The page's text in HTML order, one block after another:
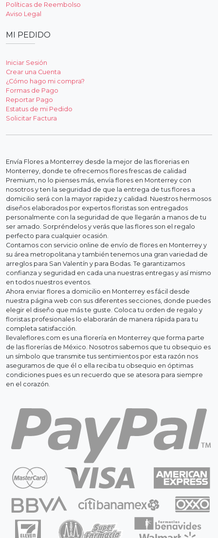
Políticas de Reembolso
Aviso Legal
MI PEDIDO
Iniciar Sesión
Crear una Cuenta
¿Cómo hago mi compra?
Formas de Pago
Reportar Pago
Estatus de mi Pedido
Solicitar Factura
Envía Flores a Monterrey desde la mejor de las florerias en
Monterrey, donde te ofrecemos flores frescas de calidad
Premium, no lo pienses más, envía flores en Monterrey con
nosotros y ten la seguridad de que la entrega de tus flores a
domicilio será con la mayor rapidez y calidad. Nuestros hermosos
diseños elaborados por expertos floristas son entregados
personalmente con la seguridad de que llegarán a manos de tu
ser amado. Sorpréndelos y verás que las flores son el regalo
perfecto para cualquier ocasión.
Contamos con servicio online de envío de flores en Monterrey y
su área metropolitana y también tenemos una gran variedad de
arreglos para San Valentín y para Bodas. Te garantizamos
confianza y seguridad en cada una nuestras entregas y así mismo
en todos nuestros eventos.
Ahora enviar flores a domicilio en Monterrey es fácil desde
nuestra página web con sus diferentes secciones, donde puedes
elegir el diseño que más te guste. Coloca tu orden de regalo y
floristas profesionales lo elaborarán de manera rápida para tu
completa satisfacción.
llevaleflores.com es una florería en Monterrey que forma parte
de las florerías de México. Nosotros sabemos que tu obsequio es
un símbolo que transmite tus sentimientos por esta razón nos
aseguramos de que él o ella reciba tu obsequio en óptimas
condiciones pues es un recuerdo que se atesora para siempre
en el corazón.